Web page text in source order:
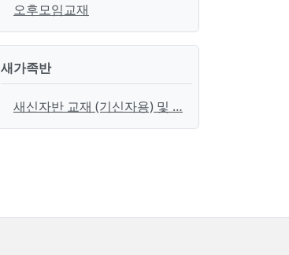
오후모임교재
새가족반
새신자반 교재 (기신자용) 및 …